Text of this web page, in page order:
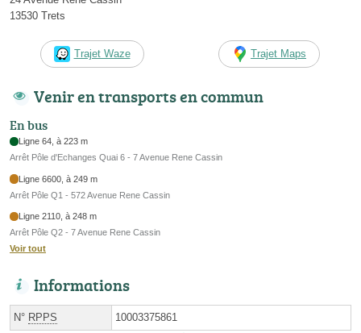
13530 Trets
Trajet Waze Trajet Maps
Venir en transports en commun
En bus
Ligne 64, à 223 m
Arrêt Pôle d'Echanges Quai 6 - 7 Avenue Rene Cassin
Ligne 6600, à 249 m
Arrêt Pôle Q1 - 572 Avenue Rene Cassin
Ligne 2110, à 248 m
Arrêt Pôle Q2 - 7 Avenue Rene Cassin
Voir tout
Informations
N° RPPS 10003375861